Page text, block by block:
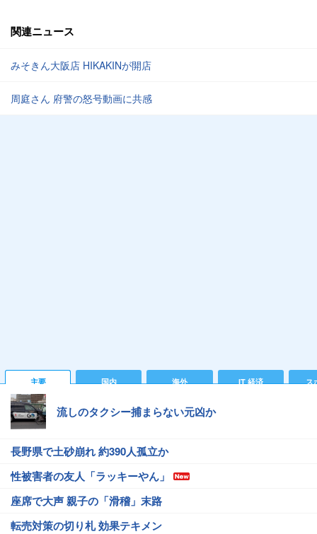
関連ニュース
みそきん大阪店 HIKAKINが開店
周庭さん 府警の怒号動画に共感
主要 国内 海外 IT 経済 ス
流しのタクシー捕まらない元凶か
長野県で土砂崩れ 約390人孤立か
性被害者の友人「ラッキーやん」
座席で大声 親子の「滑稽」末路
転売対策の切り札 効果テキメン